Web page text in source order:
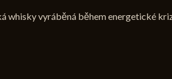
whisky vyráběná během energetické